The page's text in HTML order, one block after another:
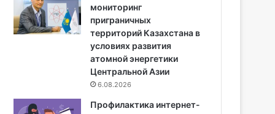
мониторинг
приграничных
территорий Казахстана в
условиях развития
атомной энергетики
Центральной Азии
6.08.2026
Профилактика интернет-